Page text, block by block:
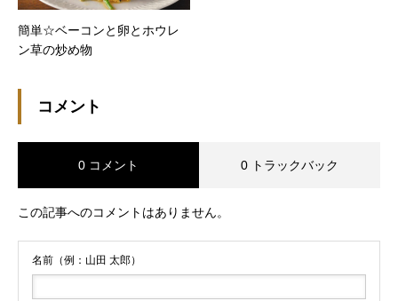
簡単☆ベーコンと卵とホウレ
ン草の炒め物
コメント
0 コメント 0 トラックバック
この記事へのコメントはありません。
名前（例：山田 太郎）